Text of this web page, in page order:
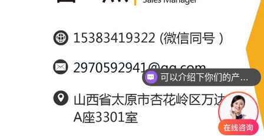
你们是怎么收费的呢？